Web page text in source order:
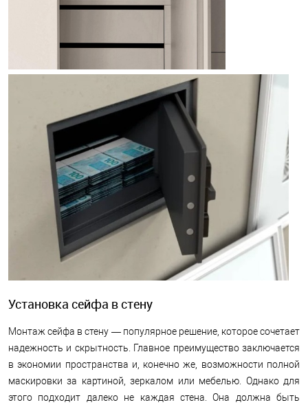
Установка сейфа в стену
Монтаж сейфа в стену — популярное решение, которое сочетает
надежность и скрытность. Главное преимущество заключается
в экономии пространства и, конечно же, возможности полной
маскировки за картиной, зеркалом или мебелью. Однако для
этого подходит далеко не каждая стена. Она должна быть